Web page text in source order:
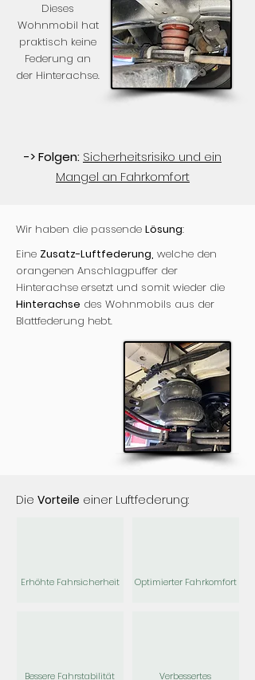
Dieses
Wohnmobil hat
praktisch keine
Federung an
der Hinterachse.
-> Folgen: Sicherheitsrisiko und ein
Mangel an Fahrkomfort
Wir haben die passende Lösung:
Eine Zusatz-Luftfederung, welche den
orangenen Anschlagpuffer der
Hinterachse ersetzt und somit wieder die
Hinterachse des Wohnmobils aus der
Blattfederung hebt.
Die Vorteile einer Luftfederung:
Erhöhte Fahrsicherheit
Bessere Fahrstabilität
Optimierter Fahrkomfort
Verbessertes